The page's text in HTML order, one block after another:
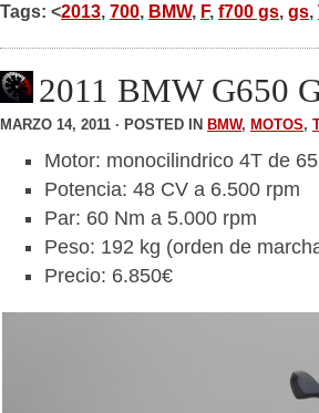
Tags: <2013, 700, BMW, F, f700 gs, gs,
2011 BMW G650
MARZO 14, 2011 · POSTED IN BMW, MOTOS,
Motor: monocilindrico 4T de
Potencia: 48 CV a 6.500 rpm
Par: 60 Nm a 5.000 rpm
Peso: 192 kg (orden de
Precio: 6.850€